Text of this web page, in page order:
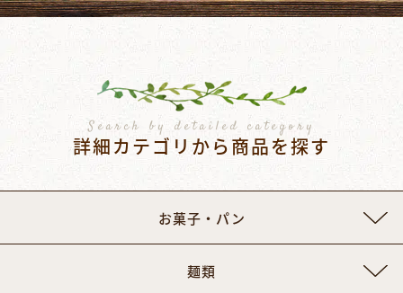
Search by detailed category
詳細カテゴリから商品を探す
お菓子・パン
麺類